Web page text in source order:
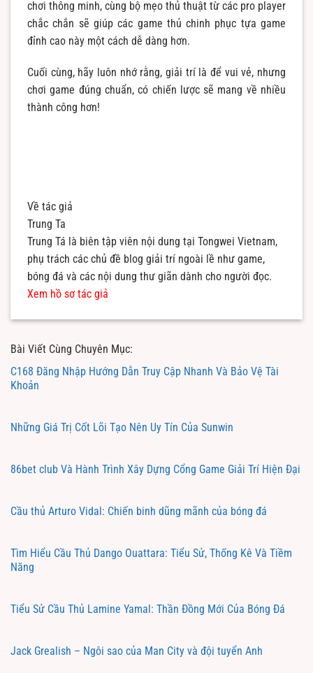
chơi thông minh, cùng bộ mẹo thủ thuật từ các pro player
chắc chắn sẽ giúp các game thủ chinh phục tựa game
đỉnh cao này một cách dễ dàng hơn.
Cuối cùng, hãy luôn nhớ rằng, giải trí là để vui vẻ, nhưng
chơi game đúng chuẩn, có chiến lược sẽ mang về nhiều
thành công hơn!
Về tác giả
Trung Ta
Trung Tá là biên tập viên nội dung tại Tongwei Vietnam,
phụ trách các chủ đề blog giải trí ngoài lề như game,
bóng đá và các nội dung thư giãn dành cho người đọc.
Xem hồ sơ tác giả
Bài Viết Cùng Chuyên Mục:
C168 Đăng Nhập Hướng Dẫn Truy Cập Nhanh Và Bảo Vệ Tài
Khoản
Những Giá Trị Cốt Lõi Tạo Nên Uy Tín Của Sunwin
86bet club Và Hành Trình Xây Dựng Cổng Game Giải Trí Hiện Đại
Cầu thủ Arturo Vidal: Chiến binh dũng mãnh của bóng đá
Tìm Hiểu Cầu Thủ Dango Ouattara: Tiểu Sử, Thống Kê Và Tiềm
Năng
Tiểu Sử Cầu Thủ Lamine Yamal: Thần Đồng Mới Của Bóng Đá
Jack Grealish – Ngôi sao của Man City và đội tuyển Anh